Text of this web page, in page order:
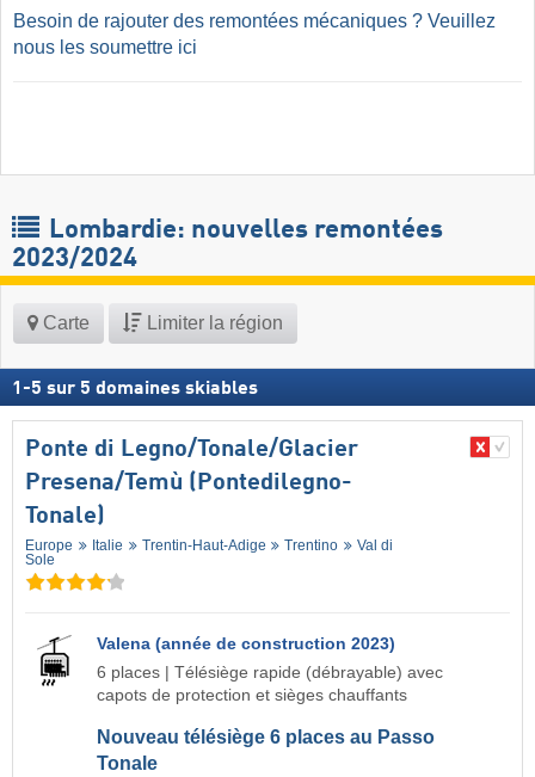
Besoin de rajouter des remontées mécaniques ? Veuillez
nous les soumettre ici
Lombardie: nouvelles remontées
2023/2024
Carte Limiter la région
1 -5 sur 5 domaines skiables
Ponte di Legno/​Tonale/​Glacier
Presena/​Temù (Pontedilegno-
Tonale)
Europe Italie Trentin-Haut-Adige Trentino
Val di
Sole
Valena (année de construction 2023)
6 places | Télésiège rapide (débrayable) avec
capots de protection et sièges chauffants
Nouveau télésiège 6 places au Passo
Tonale